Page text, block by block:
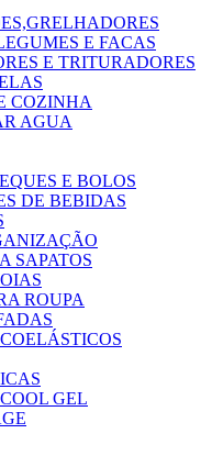
E FACAS
E TRITURADORES
COZINHA
AGUA
E BOLOS
DE BEBIDAS
SAPATOS
ROUPA
GEL